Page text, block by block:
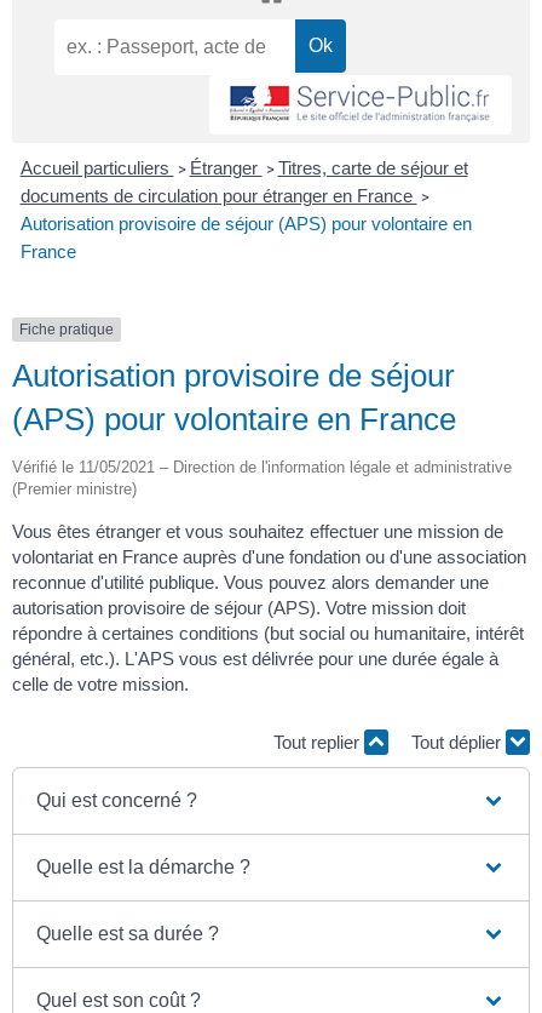
Accueil particuliers > Étranger > Titres, carte de séjour et
documents de circulation pour étranger en France >
Autorisation provisoire de séjour (APS) pour volontaire en
France
Fiche pratique
Autorisation provisoire de séjour
(APS) pour volontaire en France
Vérifié le 11/05/2021 – Direction de l'information légale et administrative
(Premier ministre)
Vous êtes étranger et vous souhaitez effectuer une mission de
volontariat en France auprès d'une fondation ou d'une association
reconnue d'utilité publique. Vous pouvez alors demander une
autorisation provisoire de séjour (APS). Votre mission doit
répondre à certaines conditions (but social ou humanitaire, intérêt
général, etc.). L'APS vous est délivrée pour une durée égale à
celle de votre mission.
Tout replier Tout déplier
Qui est concerné ?
Quelle est la démarche ?
Quelle est sa durée ?
Quel est son coût ?